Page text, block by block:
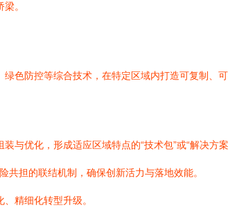
。
色防控等综合技术，在特定区域内打造可复制、
与优化，形成适应区域特点的“技术包”或“解决方案
共担的联结机制，确保创新活力与落地效能。
精细化转型升级。